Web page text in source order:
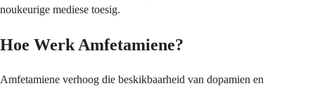
noukeurige mediese toesig.
Hoe Werk Amfetamiene?
Amfetamiene verhoog die beskikbaarheid van dopamien en